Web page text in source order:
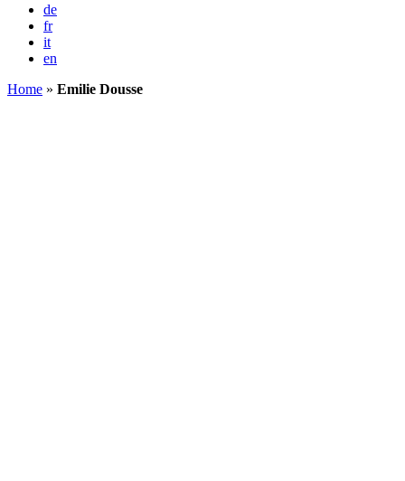
de
fr
it
en
Home » Emilie Dousse